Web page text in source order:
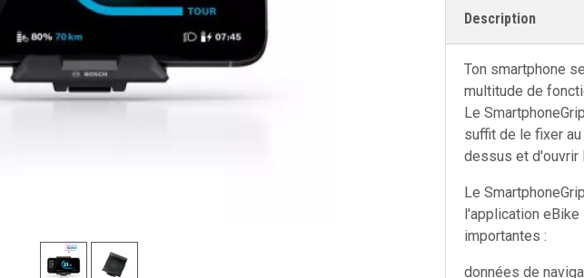
Description
Ton smartphone
multitude de
Le
suffit de le fixer
dessus et d'ouvrir
Le
l'application
importantes :
données de